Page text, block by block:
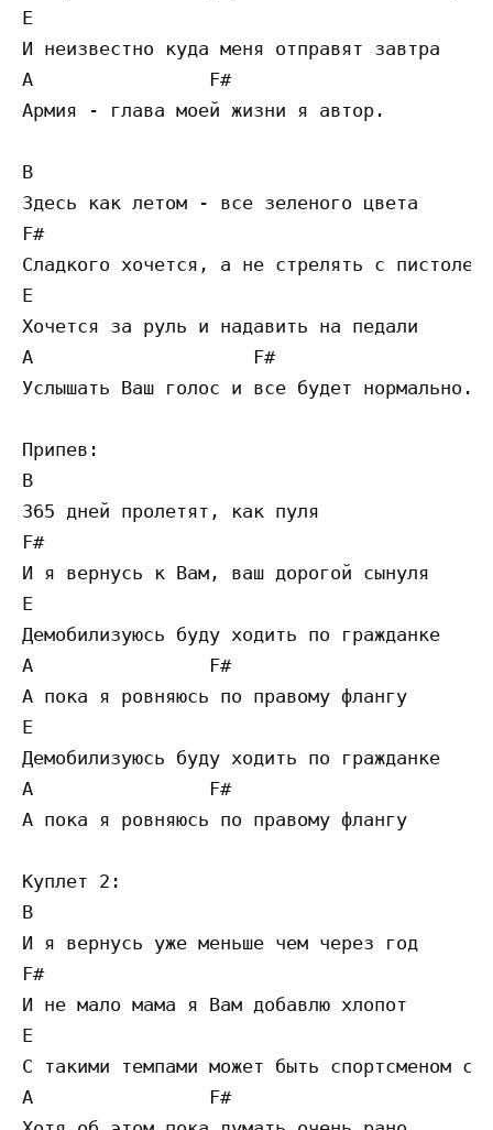
E
И неизвестно куда меня отправят завтра
A                F#
Армия - глава моей жизни я автор.
B
Здесь как летом - все зеленого цвета
F#
Сладкого хочется, а не стрелять с
E
Хочется за руль и надавить на педали
A                    F#
Услышать Ваш голос и все будет нормально.
Припев:
B
365 дней пролетят, как пуля
F#
И я вернусь к Вам, ваш дорогой сынуля
E
Демобилизуюсь буду ходить по гражданке
A                F#
А пока я ровняюсь по правому флангу
E
Демобилизуюсь буду ходить по гражданке
A                F#
А пока я ровняюсь по правому флангу
Куплет 2:
B
И я вернусь уже меньше чем через год
F#
И не мало мама я Вам добавлю хлопот
E
С такими темпами может быть спортсменом
A                F#